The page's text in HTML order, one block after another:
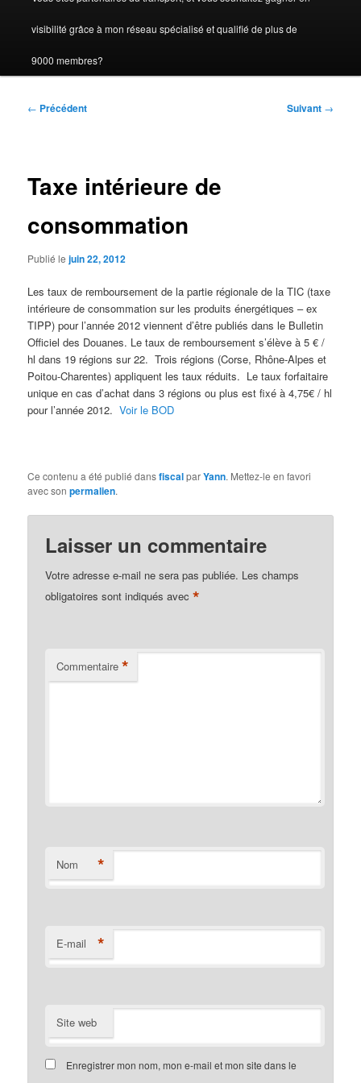
visibilité grâce à mon réseau spécialisé et qualifié de plus de
9000 membres?
Navigation
← Précédent Suivant →
Taxe intérieure de
consommation
Publié lejuin 22, 2012
Les taux de remboursement de la partie régionale de la TIC (taxe
intérieure de consommation sur les produits énergétiques – ex
TIPP) pour l’année 2012 viennent d’être publiés dans le Bulletin
Officiel des Douanes. Le taux de remboursement s’élève à 5 € /
hl dans 19 régions sur 22. Trois régions (Corse, Rhône-Alpes et
Poitou-Charentes) appliquent les taux réduits. Le taux forfaitaire
unique en cas d’achat dans 3 régions ou plus est fixé à 4,75€ / hl
pour l’année 2012.Voir le BOD
Ce contenu a été publié dansfiscalparYann. Mettez-le en favori
avec sonpermalien.
Laisser un commentaire
Votre adresse e-mail ne sera pas publiée. Les champs
obligatoires sont indiqués avec*
Commentaire *
Nom *
E-mail *
Site web
Enregistrer mon nom, mon e-mail et mon site dans le